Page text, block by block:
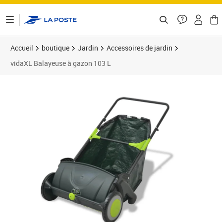
Accueil boutique Jardin
Accessoires de jardin
vidaXL Balayeuse à gazon 103 L